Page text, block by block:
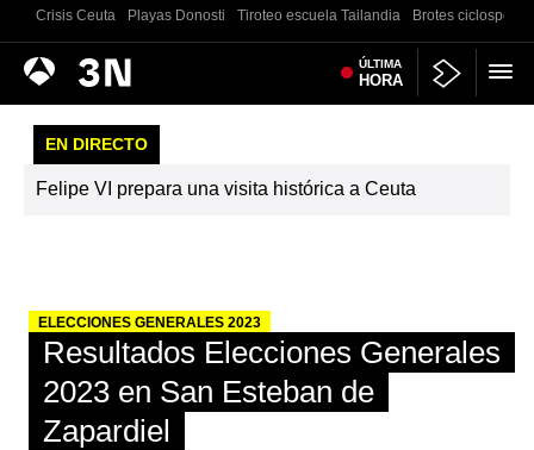
Crisis Ceuta Playas Donosti Tiroteo escuela Tailandia Brotes
Antena
3
Noticias ÚLTIMA
HORA
EN DIRECTO
Felipe VI prepara una visita histórica a Ceuta
ELECCIONES GENERALES 2023
Resultados Elecciones Generales
2023 en San Esteban de
Zapardiel